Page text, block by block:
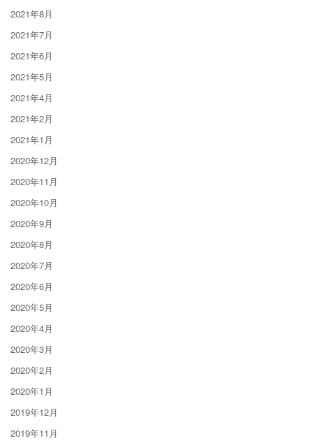
2021年8月
2021年7月
2021年6月
2021年5月
2021年4月
2021年2月
2021年1月
2020年12月
2020年11月
2020年10月
2020年9月
2020年8月
2020年7月
2020年6月
2020年5月
2020年4月
2020年3月
2020年2月
2020年1月
2019年12月
2019年11月